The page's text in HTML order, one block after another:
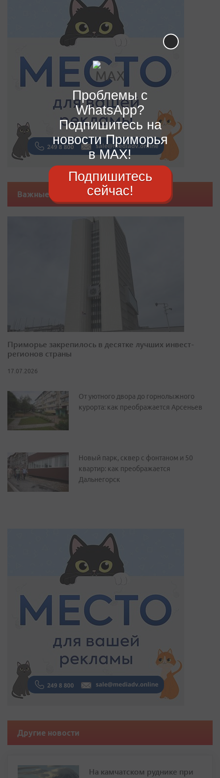
Важные новости
Приморье закрепилось в десятке лучших инвест-
регионов страны
17.07.2026
От уютного двора до горнолыжного
курорта: как преображается Арсеньев
Новый парк, сквер с фонтаном и 50
квартир: как преображается
Дальнегорск
Другие новости
На камчатском руднике при
Проблемы с
WhatsApp?
Подпишитесь на
новости Приморья
в MAX!
Подпишитесь
сейчас!